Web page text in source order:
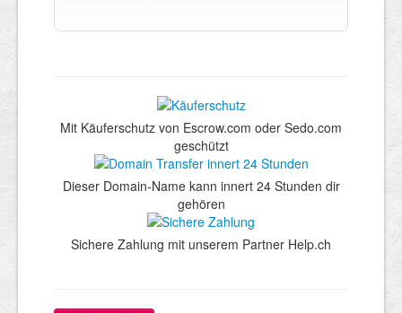
Mit Käuferschutz von Escrow.com oder Sedo.com
geschützt
Dieser Domain-Name kann innert 24 Stunden dir
gehören
Sichere Zahlung mit unserem Partner Help.ch